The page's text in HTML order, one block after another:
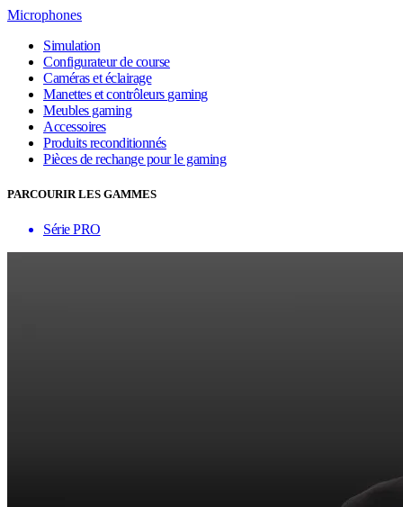
Microphones
Simulation
Configurateur de course
Caméras et éclairage
Manettes et contrôleurs gaming
Meubles gaming
Accessoires
Produits reconditionnés
Pièces de rechange pour le gaming
PARCOURIR LES GAMMES
Série PRO